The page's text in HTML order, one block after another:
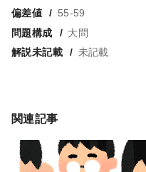
偏差値
55-59
問題構成
大問
解説未記載
未記載
関連記事